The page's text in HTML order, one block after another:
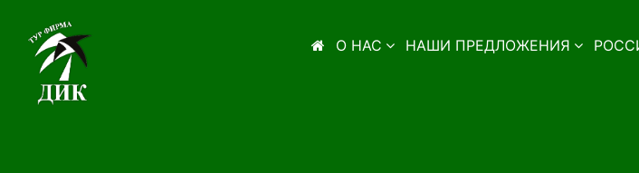
О НАС НАШИ ПРЕДЛОЖЕНИЯ